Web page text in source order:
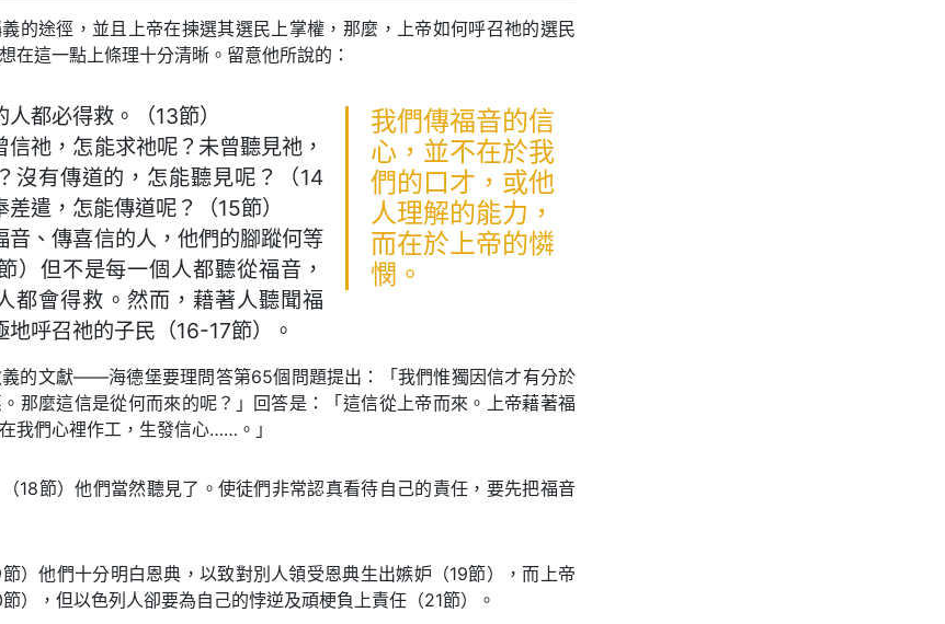
的途徑，並且上帝在揀選其選民上掌權，那麼，上帝如何呼召祂的選民
在這一點上條理十分清晰。留意他所說的：
我們傳福音的信
心，並不在於我
們的口才，或他
人理解的能力，
而在於上帝的憐
憫。
都必得救。（13節）
信祂，怎能求祂呢？未曾聽見祂，
沒有傳道的，怎能聽見呢？（14
遣，怎能傳道呢？（15節）
音、傳喜信的人，他們的腳蹤何等
）但不是每一個人都聽從福音，
都會得救。然而，藉著人聽聞福
地呼召祂的子民（16-17節）。
義的文獻——海德堡要理問答第65個問題提出：「我們惟獨因信才有分於
那麼這信是從何而來的呢？」回答是：「這信從上帝而來。上帝藉著福
我們心裡作工，生發信心……。」
18節）他們當然聽見了。使徒們非常認真看待自己的責任，要先把福音
）他們十分明白恩典，以致對別人領受恩典生出嫉妒（19節），而上帝
），但以色列人卻要為自己的悖逆及頑梗負上責任（21節）。